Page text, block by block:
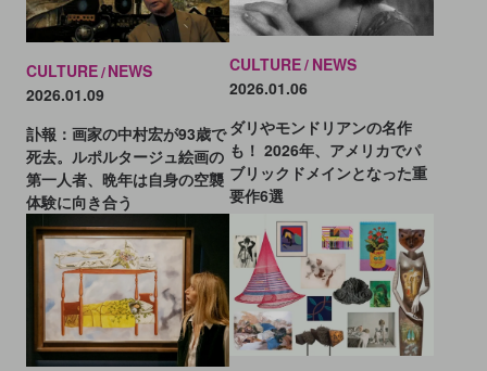
CULTURE NEWS
2026.01.09
訃報：画家の中村宏が93歳で
死去。ルポルタージュ絵画の
第一人者、晩年は自身の空襲
体験に向き合う
CULTURE NEWS
2026.01.06
ダリやモンドリアンの名作
も！ 2026年、アメリカでパ
ブリックドメインとなった重
要作6選